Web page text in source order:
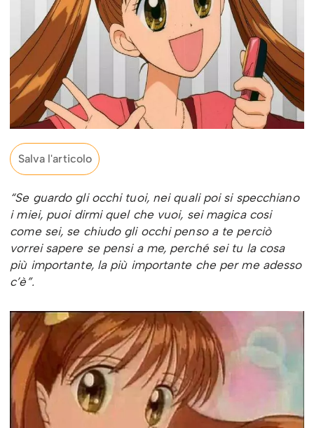
Salva l'articolo
“Se guardo gli occhi tuoi, nei quali poi si specchiano
i miei, puoi dirmi quel che vuoi, sei magica cosi
come sei, se chiudo gli occhi penso a te perciò
vorrei sapere se pensi a me, perché sei tu la cosa
più importante, la più importante che per me adesso
c’è”.